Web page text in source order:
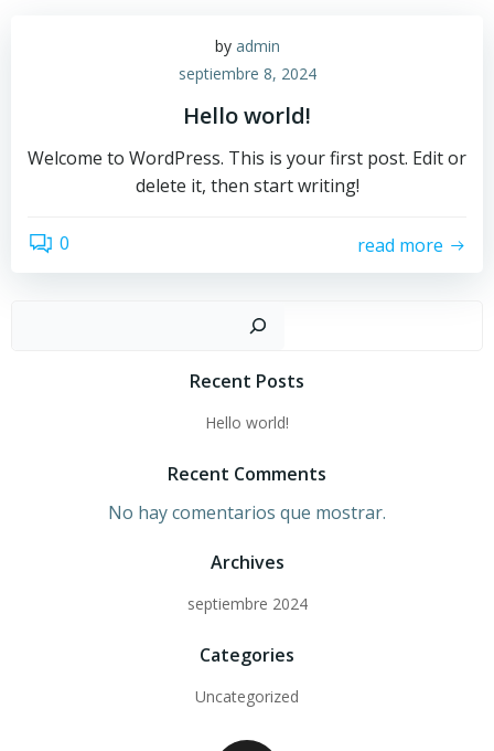
by admin
septiembre 8, 2024
Hello world!
Welcome to WordPress. This is your first post. Edit or
delete it, then start writing!
0 read more
Recent Posts
Hello world!
Recent Comments
No hay comentarios que mostrar.
Archives
septiembre 2024
Categories
Uncategorized